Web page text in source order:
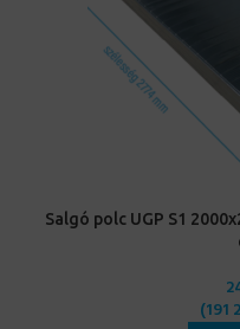
Salgó polc UGP S1
(191